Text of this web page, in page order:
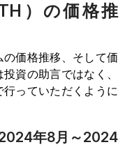
）の価格推
価格推移、そして価
資の助言ではなく、
っていただくように
年8月～2024